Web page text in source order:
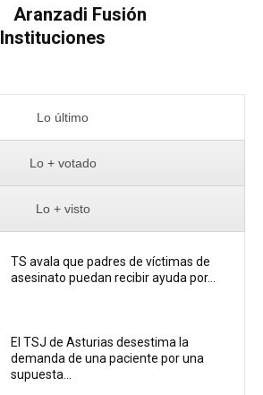
Aranzadi Fusión
Instituciones
Lo último
Lo + votado
Lo + visto
TS avala que padres de víctimas de
asesinato puedan recibir ayuda por...
El TSJ de Asturias desestima la
demanda de una paciente por una
supuesta...